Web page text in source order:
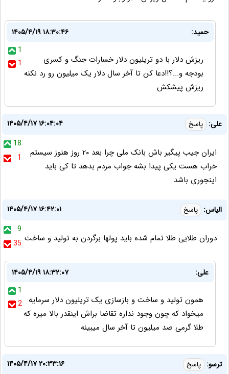
حمید:
۱۴۰۵/۴/۱۹ ۱۸:۳۰:۴۶
1
1
ریزش دلار با دو تریلیون دلار خسارات جنگ و کسری
بودجه و...؟!!دعا کن تا آخر سال دلار یک میلیون رو رد نکنه
ریزش پیشکش
علی: پاسخ
۱۴۰۵/۴/۱۷ ۱۶:۰۴:۰۴
18
1
ایران جیب پیگیر باش بانک ملی چرا بعد ۲۰ روز هنوز سیستم
خراب هست یکی پیدا بشه جواب مردم بدهد تا کی باید
اینجوری باشد
الیاس: پاسخ
۱۴۰۵/۴/۱۷ ۱۶:۴۲:۰۱
9
35 دوران طلایی طلا تمام شده باید پولها برگردن به تولید و ساخت
علی:
۱۴۰۵/۴/۱۹ ۱۸:۳۲:۰۷
1
2 همون تولید و ساخت و بازسازی یک تریلیون دلار سرمایه
میخواد که چون وجود نداره تقاضا براش اینقدر بالا میره که
طلا گرمی صد میلیون تا آخر سال میبینه
ترسو: پاسخ
۱۴۰۵/۴/۱۷ ۲۰:۳۳:۱۶